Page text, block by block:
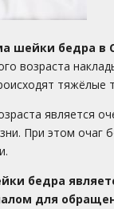
шейки бедра в
возраста
тяжёлые
является
При этом очаг
бедра
для